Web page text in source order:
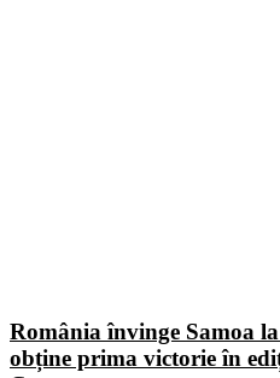
România învinge Samoa
obține prima victorie în